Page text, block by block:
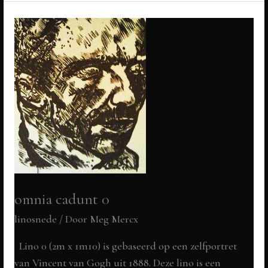
omnia cadunt 0
linosnede / Door Meg Mercx
Lino 0 (2m x 1m10) is gebaseerd op een zelfportret
van Vincent van Gogh uit 1888. Deze lino is een